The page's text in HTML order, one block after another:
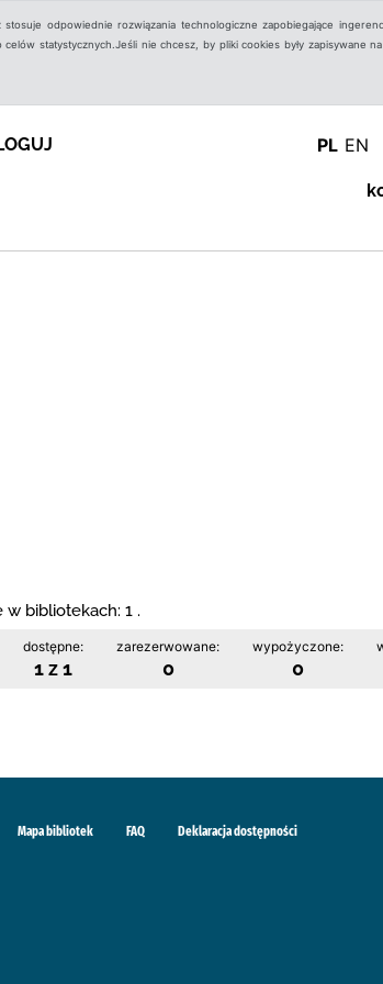
odpowiednie rozwiązania technologiczne zapobiegające
statystycznych.Jeśli nie chcesz, by pliki cookies były zapisywane
PL EN
w bibliotekach: 1 .
dostępne:
1 z 1
zarezerwowane:
0
wypożyczone:
0
Mapa bibliotek FAQ Deklaracja dostępności